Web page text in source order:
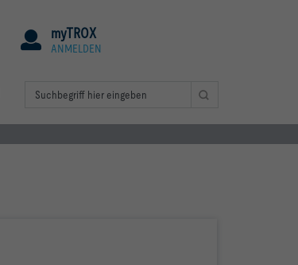
myTROX
ANMELDEN